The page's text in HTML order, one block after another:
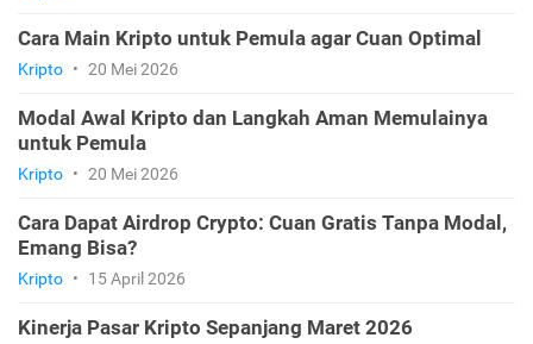
Cara Main Kripto untuk Pemula agar Cuan Optimal
Kripto • 20 Mei 2026
Modal Awal Kripto dan Langkah Aman Memulainya
untuk Pemula
Kripto • 20 Mei 2026
Cara Dapat Airdrop Crypto: Cuan Gratis Tanpa Modal,
Emang Bisa?
Kripto • 15 April 2026
Kinerja Pasar Kripto Sepanjang Maret 2026